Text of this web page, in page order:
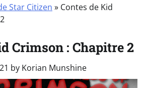
Star Citizen » Contes de Kid
Crimson : Chapitre 2
by Korian Munshine